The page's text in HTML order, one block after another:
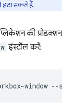
हटा सकते हैं.
की प्रोडक्शन
इंस्टॉल करें:
window